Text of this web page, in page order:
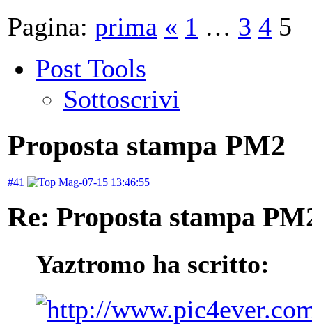
Pagina: prima « 1 … 3 4 5
Post Tools
Sottoscrivi
Proposta stampa PM2
#41 Mag-07-15 13:46:55
Re: Proposta stampa
Yaztromo ha scritto: